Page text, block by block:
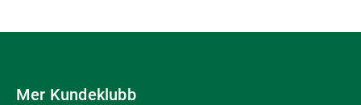
Mer Kundeklubb